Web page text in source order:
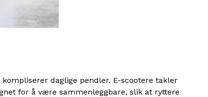
daglige pendler. E-scootere takler
for å være sammenleggbare, slik at ryttere